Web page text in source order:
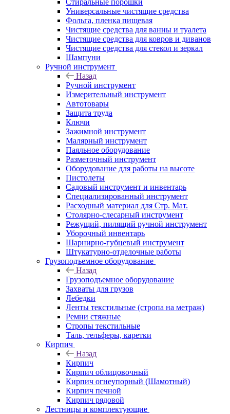
Стиральные порошки
Универсальные чистящие средства
Фольга, пленка пищевая
Чистящие средства для ванны и туалета
Чистящие средства для ковров и диванов
Чистящие средства для стекол и зеркал
Шампуни
Ручной инструмент
Назад
Ручной инструмент
Измерительный инструмент
Автотовары
Защита труда
Ключи
Зажимной инструмент
Малярный инструмент
Паяльное оборудование
Разметочный инструмент
Оборудование для работы на высоте
Пистолеты
Садовый инструмент и инвентарь
Специализированный инструмент
Расходный материал для Стр. Мат.
Столярно-слесарный инструмент
Режущий, пилящий ручной инструмент
Уборочный инвентарь
Шарнирно-губцевый инструмент
Штукатурно-отделочные работы
Грузоподъемное оборудование
Назад
Грузоподъемное оборудование
Захваты для грузов
Лебедки
Ленты текстильные (стропа на метраж)
Ремни стяжные
Стропы текстильные
Таль, тельферы, каретки
Кирпич
Назад
Кирпич
Кирпич облицовочный
Кирпич огнеупорный (Шамотный)
Кирпич печной
Кирпич рядовой
Лестницы и комплектующие